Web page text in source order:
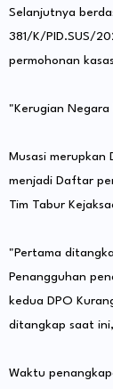
Selanjutnya
381/K/PID.SUS/
permohonan
"Kerugian Negara
Musasi merupkan
menjadi Daftar
Tim Tabur
"Pertama
Penangguhan
kedua DPO
ditangkap saat
Waktu